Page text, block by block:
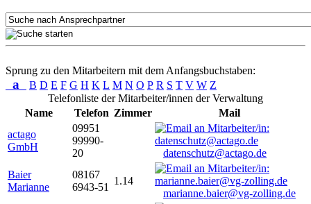
Sprung zu den Mitarbeitern mit dem Anfangsbuchstaben:
a B D E F G H K L M N O P R S T V W Z
Telefonliste der Mitarbeiter/innen der Verwaltung
Name
Telefon Zimmer
Mail
actago
GmbH
09951
99990-
20
datenschutz@actago.de
Baier
Marianne
08167
6943-51
1.14
marianne.baier@vg-zolling.de